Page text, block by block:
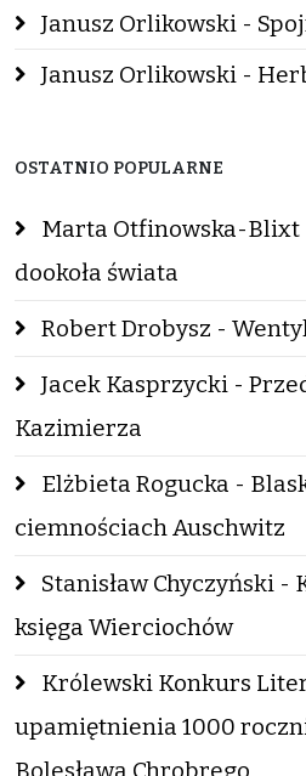
Janusz Orlikowski -
Janusz Orlikowski -
OSTATNIO POPULARNE
Marta Otfinowska-
dookoła świata
Robert Drobysz -
Jacek Kasprzycki -
Kazimierza
Elżbieta Rogucka -
ciemnościach Auschwitz
Stanisław Chyczyński -
księga Wierciochów
Królewski Konkurs
upamiętnienia 1000